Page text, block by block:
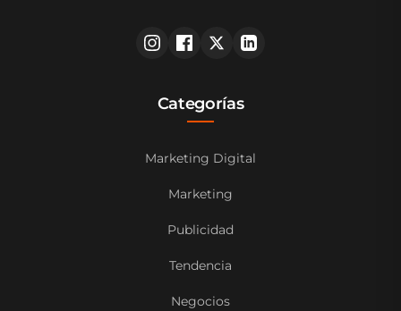
Categorías
Marketing Digital
Marketing
Publicidad
Tendencia
Negocios